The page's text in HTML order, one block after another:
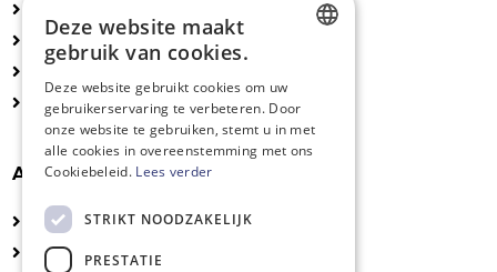
Particulieren
Configuraties
Accessoires
Algemeen
Technische fiches
Installatie
FRENCH
ENGLISH
Deze website maakt
gebruik van cookies.
Deze website gebruikt cookies om uw
gebruikerservaring te verbeteren. Door
onze website te gebruiken, stemt u in met
alle cookies in overeenstemming met ons
Cookiebeleid. Lees verder
STRIKT NOODZAKELIJK
PRESTATIE